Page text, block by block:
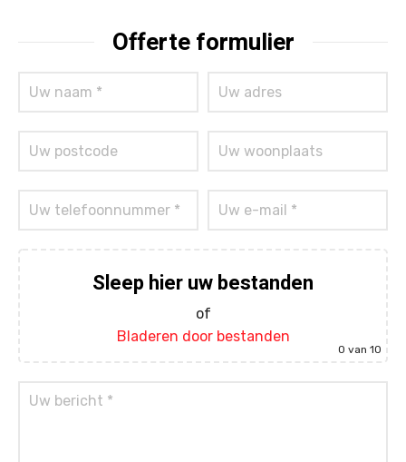
Offerte formulier
Sleep hier uw bestanden
of
Bladeren door bestanden
0 van 10